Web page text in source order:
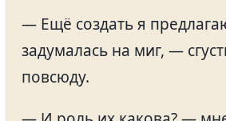
— Ещё создать я
задумалась на миг, —
повсюду.